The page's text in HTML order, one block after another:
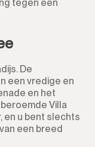
tegen een
De
een vredige en
en het
Villa
en u bent slechts
een breed